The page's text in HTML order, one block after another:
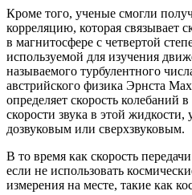
Кроме того, ученые смогли
корреляцию, которая связывает
в магнитосфере с четвертой
используемой для изучения
называемого турбулентного
австрийского физика Эрнста
определяет скорость колебаний
скорости звука в этой жидкости,
дозвуковым или сверхзвуковым.
В то время как скорость
если не использовать
измерения на месте, такие как